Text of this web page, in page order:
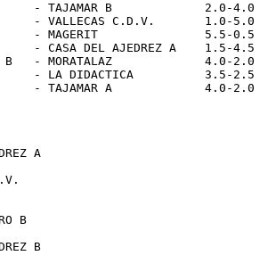
- TAJAMAR B             2.0-4.0
- VALLECAS C.D.V.       1.0-5.0
B     - MAGERIT               5.5-0.5
- CASA DEL AJEDREZ A    1.5-4.5
B   - MORATALAZ             4.0-2.0
- LA DIDACTICA          3.5-2.5
A
B
B